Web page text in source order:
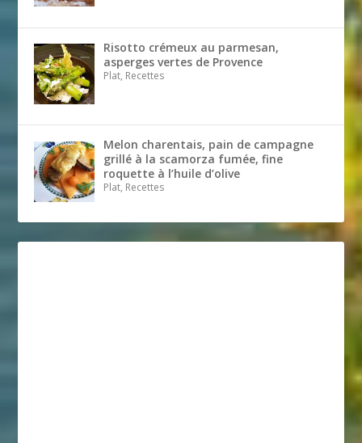
Risotto crémeux au parmesan,
asperges vertes de Provence
Plat, Recettes
Melon charentais, pain de campagne
grillé à la scamorza fumée, fine
roquette à l’huile d’olive
Plat, Recettes